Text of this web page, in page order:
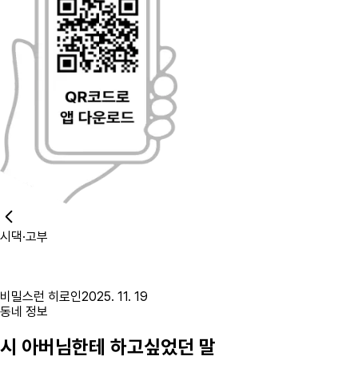
시댁·고부
비밀스런 히로인2025. 11. 19
동네 정보
시 아버님한테 하고싶었던 말